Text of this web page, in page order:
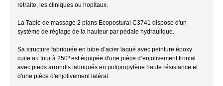
retraite, les cliniques ou hopitaux.
La Table de massage 2 plans Ecopostural C3741 dispose d'un
système de réglage de la hauteur par pédale hydraulique.
Sa structure fabriquée en tube d’acier laqué avec peinture époxy
cuite au four à 250º est équipée d'une pièce d’enjolivement frontal
avec pieds arrondis fabriqués en polipropylène haute résistance et
d'une pièce d'enjolivement latéral.